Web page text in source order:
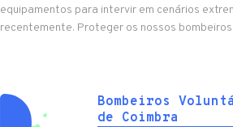
equipamentos para intervir em cenários
recentemente. Proteger os nossos bombeiros
Bombeiros
de Coimbra